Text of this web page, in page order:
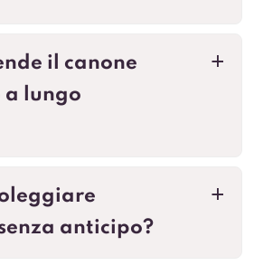
a
il canone
lungo
a
anticipo?